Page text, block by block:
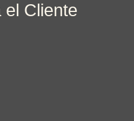
el Cliente